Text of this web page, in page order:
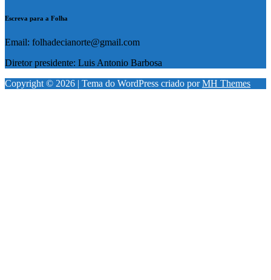
Escreva para a Folha
Email: folhadecianorte@gmail.com
Diretor presidente: Luis Antonio Barbosa
Copyright © 2026 | Tema do WordPress criado porMH Themes